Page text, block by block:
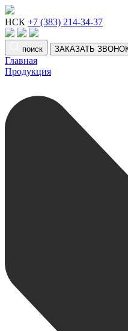
НСК +7 (383) 214-34-37
поиск ЗАКАЗАТЬ
Главная
Продукция